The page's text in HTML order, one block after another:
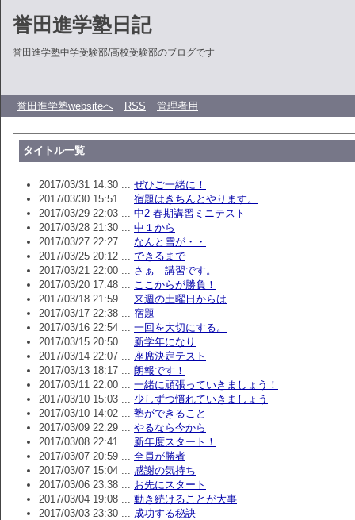
誉田進学塾日記
誉田進学塾中学受験部/高校受験部のブログです
誉田進学塾websiteへ RSS 管理者用
タイトル一覧
2017/03/31 14:30 ... ぜひご一緒に！
2017/03/30 15:51 ... 宿題はきちんとやります。
2017/03/29 22:03 ... 中2 春期講習ミニテスト
2017/03/28 21:30 ... 中１から
2017/03/27 22:27 ... なんと雪が・・
2017/03/25 20:12 ... できるまで
2017/03/21 22:00 ... さぁ 講習です。
2017/03/20 17:48 ... ここからが勝負！
2017/03/18 21:59 ... 来週の土曜日からは
2017/03/17 22:38 ... 宿題
2017/03/16 22:54 ... 一回を大切にする。
2017/03/15 20:50 ... 新学年になり
2017/03/14 22:07 ... 座席決定テスト
2017/03/13 18:17 ... 朗報です！
2017/03/11 22:00 ... 一緒に頑張っていきましょう！
2017/03/10 15:03 ... 少しずつ慣れていきましょう
2017/03/10 14:02 ... 塾ができること
2017/03/09 22:29 ... やるなら今から
2017/03/08 22:41 ... 新年度スタート！
2017/03/07 20:59 ... 全員が勝者
2017/03/07 15:04 ... 感謝の気持ち
2017/03/06 23:38 ... お先にスタート
2017/03/04 19:08 ... 動き続けることが大事
2017/03/03 23:30 ... 成功する秘訣